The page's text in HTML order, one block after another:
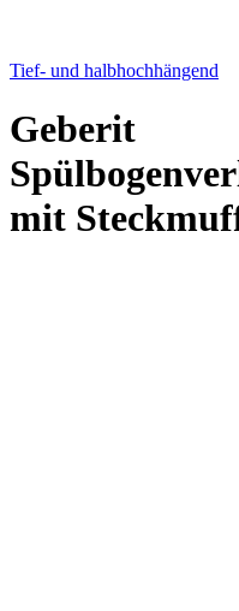
Tief- und halbhochhängend
Geberit
mit